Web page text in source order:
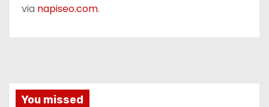
via napiseo.com.
You missed